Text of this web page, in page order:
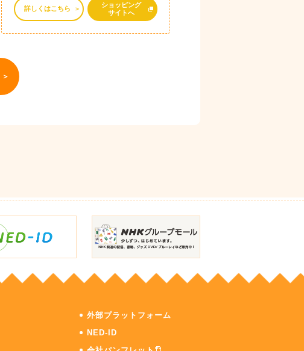
詳しくはこちら
ショッピング
サイトへ
外部プラットフォーム
NED-ID